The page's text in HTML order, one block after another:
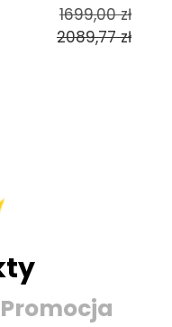
1699,00zł
2089,77zł
Promocja